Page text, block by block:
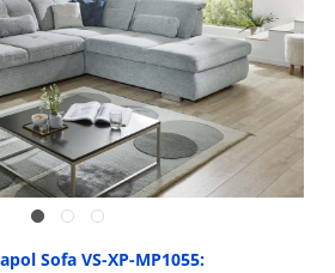
Sofa VS-XP-MP1055: